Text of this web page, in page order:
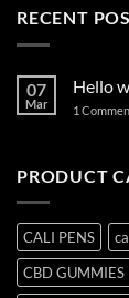
RECENT
07
Mar
Hello
1
PRODUCT
CALI PENS
CBD GUMMIES